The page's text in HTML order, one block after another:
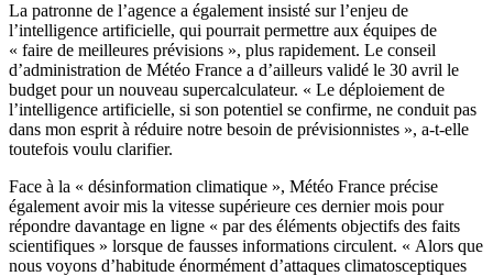
La patronne de l’agence a également insisté sur l’enjeu de
l’intelligence artificielle, qui pourrait permettre aux équipes de
« faire de meilleures prévisions », plus rapidement. Le conseil
d’administration de Météo France a d’ailleurs validé le 30 avril le
budget pour un nouveau supercalculateur. « Le déploiement de
l’intelligence artificielle, si son potentiel se confirme, ne conduit pas
dans mon esprit à réduire notre besoin de prévisionnistes », a-t-elle
toutefois voulu clarifier.
Face à la « désinformation climatique », Météo France précise
également avoir mis la vitesse supérieure ces dernier mois pour
répondre davantage en ligne « par des éléments objectifs des faits
scientifiques » lorsque de fausses informations circulent. « Alors que
nous voyons d’habitude énormément d’attaques climatosceptiques